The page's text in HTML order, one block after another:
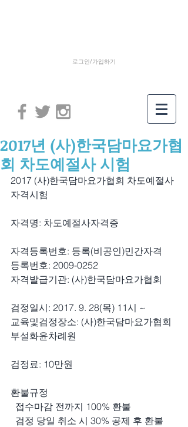
로그인/가입하기
2017년 (사)한국담마요가협
회 차도예절사 시험
2017 (사)한국담마요가협회 차도예절사
자격시험
자격명: 차도예절사자격증
자격등록번호: 등록(비공인)민간자격
등록번호: 2009-0252
자격발급기관: (사)한국담마요가협회
검정일시: 2017. 9. 28(목) 11시 ~
교육및검정장소: (사)한국담마요가협회
부설화윤차례원
검정료: 10만원
환불규정
  접수마감 전까지 100% 환불
  검정 당일 취소 시 30% 공제 후 환불